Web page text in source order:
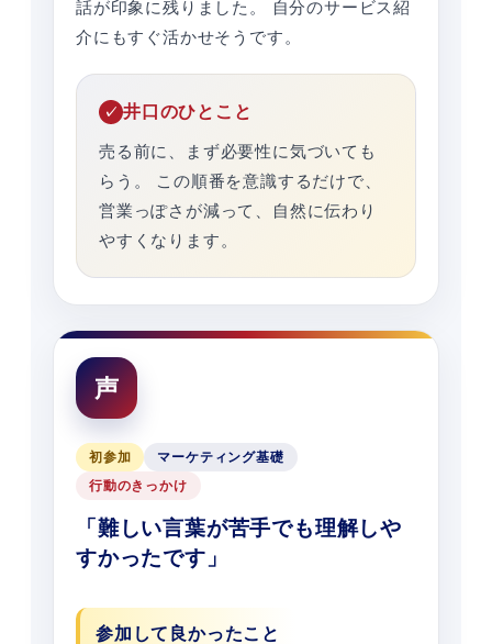
話が印象に残りました。 自分のサービス紹
介にもすぐ活かせそうです。
井口のひとこと
売る前に、まず必要性に気づいても
らう。 この順番を意識するだけで、
営業っぽさが減って、自然に伝わり
やすくなります。
声
初参加
マーケティング基礎
行動のきっかけ
「難しい言葉が苦手でも理解しや
すかったです」
参加して良かったこと